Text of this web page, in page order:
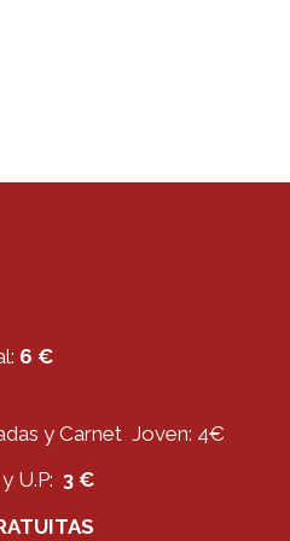
6 €
y Carnet Joven: 4€
U.P: 3 €